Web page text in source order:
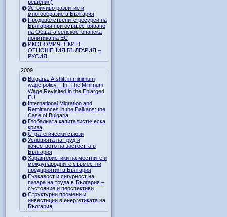
решения)
Устойчиво развитие и
многообразие в България
Продоволствените ресурси на
България при осъществяване
на Общата селскостопанска
политика на ЕС
ИКОНОМИЧЕСКИТЕ
ОТНОШЕНИЯ БЪЛГАРИЯ –
РУСИЯ
2009
Bulgaria: A shift in minimum
wage policy. - In: The Minimum
Wage Revisited in the Enlarged
EU
International Migration and
Remittances in the Balkans: the
Case of Bulgaria
Глобалната капиталистическа
криза
Стратегически съюзи
Условията на труд и
качеството на заетостта в
България
Характеристики на местните и
международните съвместни
предприятия в България
Гъвкавост и сигурност на
пазара на труда в България –
състояние и перспективи
Структурни промени и
инвестиции в енергетиката на
България